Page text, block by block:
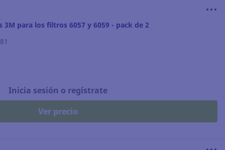
3M para los filtros 6057 y 6059 - pack de 2
Inicia sesión o regístrate
Ver precio